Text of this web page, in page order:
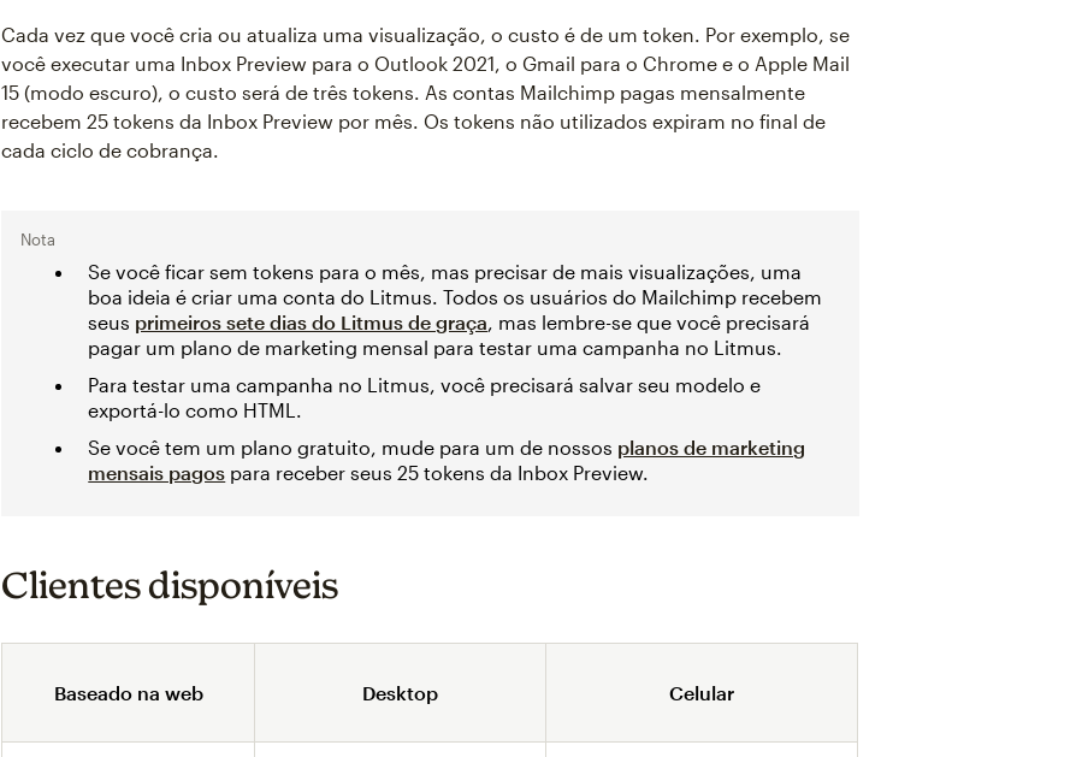
Cada vez que você cria ou atualiza uma visualização, o custo é de um token. Por exemplo, se
você executar uma Inbox Preview para o Outlook 2021, o Gmail para o Chrome e o Apple Mail
15 (modo escuro), o custo será de três tokens. As contas Mailchimp pagas mensalmente
recebem 25 tokens da Inbox Preview por mês. Os tokens não utilizados expiram no final de
cada ciclo de cobrança.
Nota
Se você ficar sem tokens para o mês, mas precisar de mais visualizações, uma
boa ideia é criar uma conta do Litmus. Todos os usuários do Mailchimp recebem
seus primeiros sete dias do Litmus de graça, mas lembre-se que você precisará
pagar um plano de marketing mensal para testar uma campanha no Litmus.
Para testar uma campanha no Litmus, você precisará salvar seu modelo e
exportá-lo como HTML.
Se você tem um plano gratuito, mude para um de nossos planos de marketing
mensais pagos para receber seus 25 tokens da Inbox Preview.
Clientes disponíveis
Baseado na web Desktop Celular